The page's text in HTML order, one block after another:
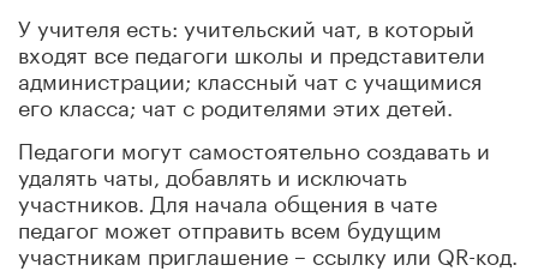
У учителя есть: учительский чат, в который
входят все педагоги школы и представители
администрации; классный чат с учащимися
его класса; чат с родителями этих детей.
Педагоги могут самостоятельно создавать и
удалять чаты, добавлять и исключать
участников. Для начала общения в чате
педагог может отправить всем будущим
участникам приглашение – ссылку или QR-код.